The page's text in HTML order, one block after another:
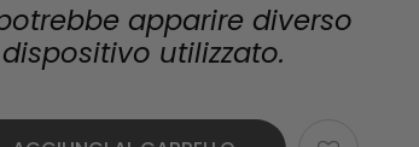
apparire diverso
utilizzato.